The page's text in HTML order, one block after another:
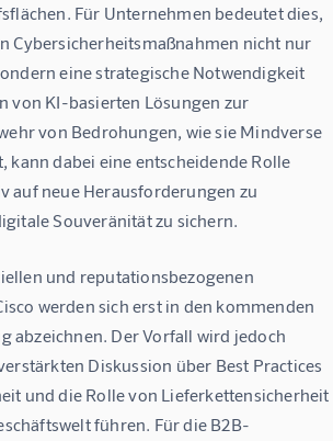
Für Unternehmen bedeutet dies,
Cybersicherheitsmaßnahmen nicht nur
eine strategische Notwendigkeit
von KI-basierten Lösungen zur
von Bedrohungen, wie sie Mindverse
kann dabei eine entscheidende Rolle
auf neue Herausforderungen zu
Souveränität zu sichern.
und reputationsbezogenen
werden sich erst in den kommenden
abzeichnen. Der Vorfall wird jedoch
Diskussion über Best Practices
und die Rolle von Lieferkettensicherheit
führen. Für die B2B-